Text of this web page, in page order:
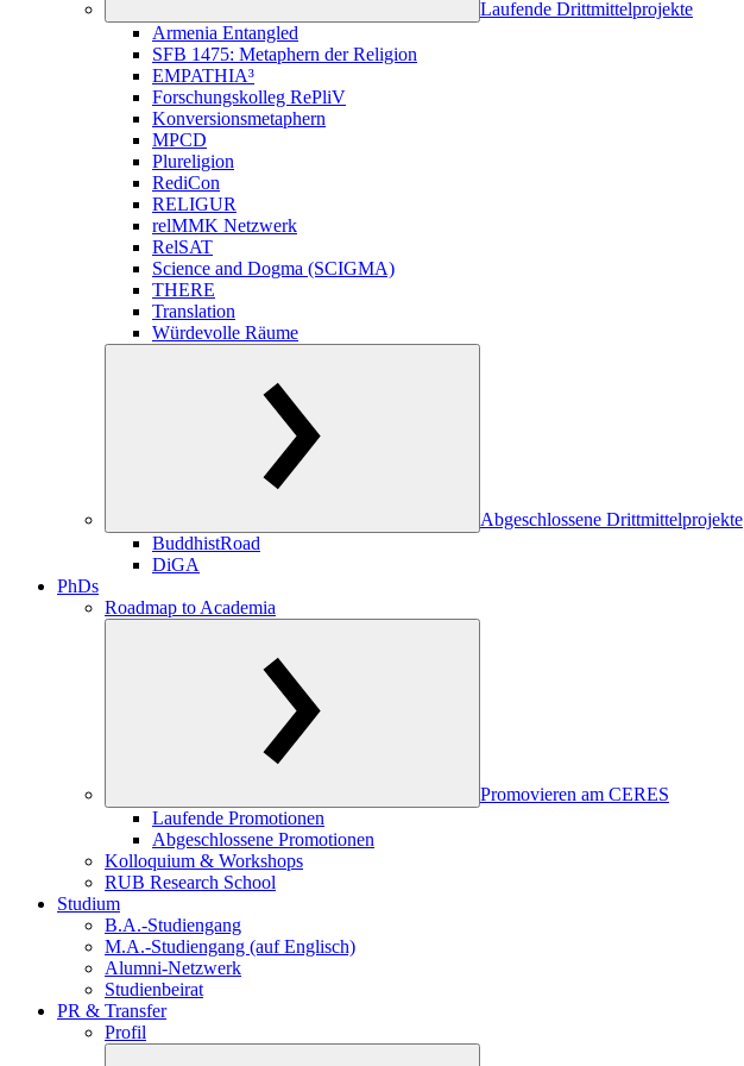
Laufende Drittmittelprojekte
Armenia Entangled
SFB 1475: Metaphern der Religion
EMPATHIA³
Forschungskolleg RePliV
Konversionsmetaphern
MPCD
Plureligion
RediCon
RELIGUR
relMMK Netzwerk
RelSAT
Science and Dogma (SCIGMA)
THERE
Translation
Würdevolle Räume
Abgeschlossene Drittmittelprojekte
BuddhistRoad
DiGA
PhDs
Roadmap to Academia
Promovieren am CERES
Laufende Promotionen
Abgeschlossene Promotionen
Kolloquium & Workshops
RUB Research School
Studium
B.A.-Studiengang
M.A.-Studiengang (auf Englisch)
Alumni-Netzwerk
Studienbeirat
PR & Transfer
Profil